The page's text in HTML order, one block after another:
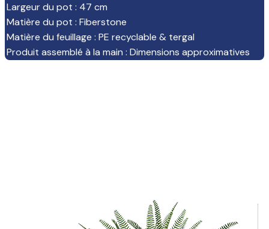
Largeur du pot : 47 cm
Matière du pot : Fiberstone
Matière du feuillage : PE recyclable & tergal
Produit assemblé à la main : Dimensions approximatives